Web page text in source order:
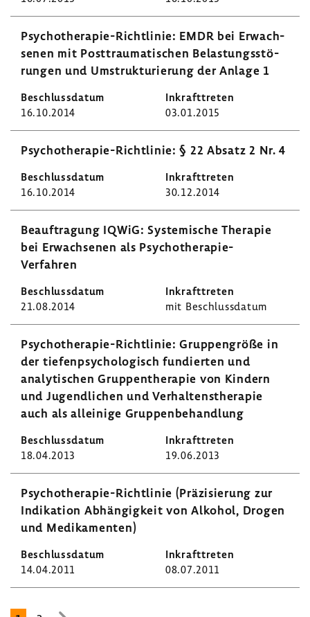
Psychotherapie-​Richtlinie: EMDR bei Erwach­
senen mit Post­trau­ma­ti­schen Belas­tungs­stö­
rungen und Umstruk­tu­rie­rung der Anlage 1
16.10.2014 03.01.2015
Psychotherapie-​Richtlinie: § 22 Absatz 2 Nr. 4
16.10.2014 30.12.2014
Beauf­tra­gung IQWiG: Syste­mi­sche Therapie
bei Erwach­senen als Psychotherapie-​
Verfahren
21.08.2014 mit Beschluss­datum
Psychotherapie-​Richtlinie: Grup­pen­größe in
der tiefen­psy­cho­lo­gisch fundierten und
analy­ti­schen Grup­pen­the­rapie von Kindern
und Jugend­li­chen und Verhal­tens­the­rapie
auch als allei­nige Grup­pen­be­hand­lung
18.04.2013 19.06.2013
Psychotherapie-​Richtlinie (Präzi­sie­rung zur
Indi­ka­tion Abhän­gig­keit von Alkohol, Drogen
und Medi­ka­menten)
14.04.2011 08.07.2011